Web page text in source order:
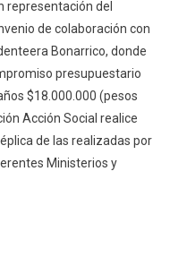
representación del
de colaboración con
Bonarrico, donde
presupuestario
$18.000.000 (pesos
Acción Social realice
de las realizadas por
Ministerios y